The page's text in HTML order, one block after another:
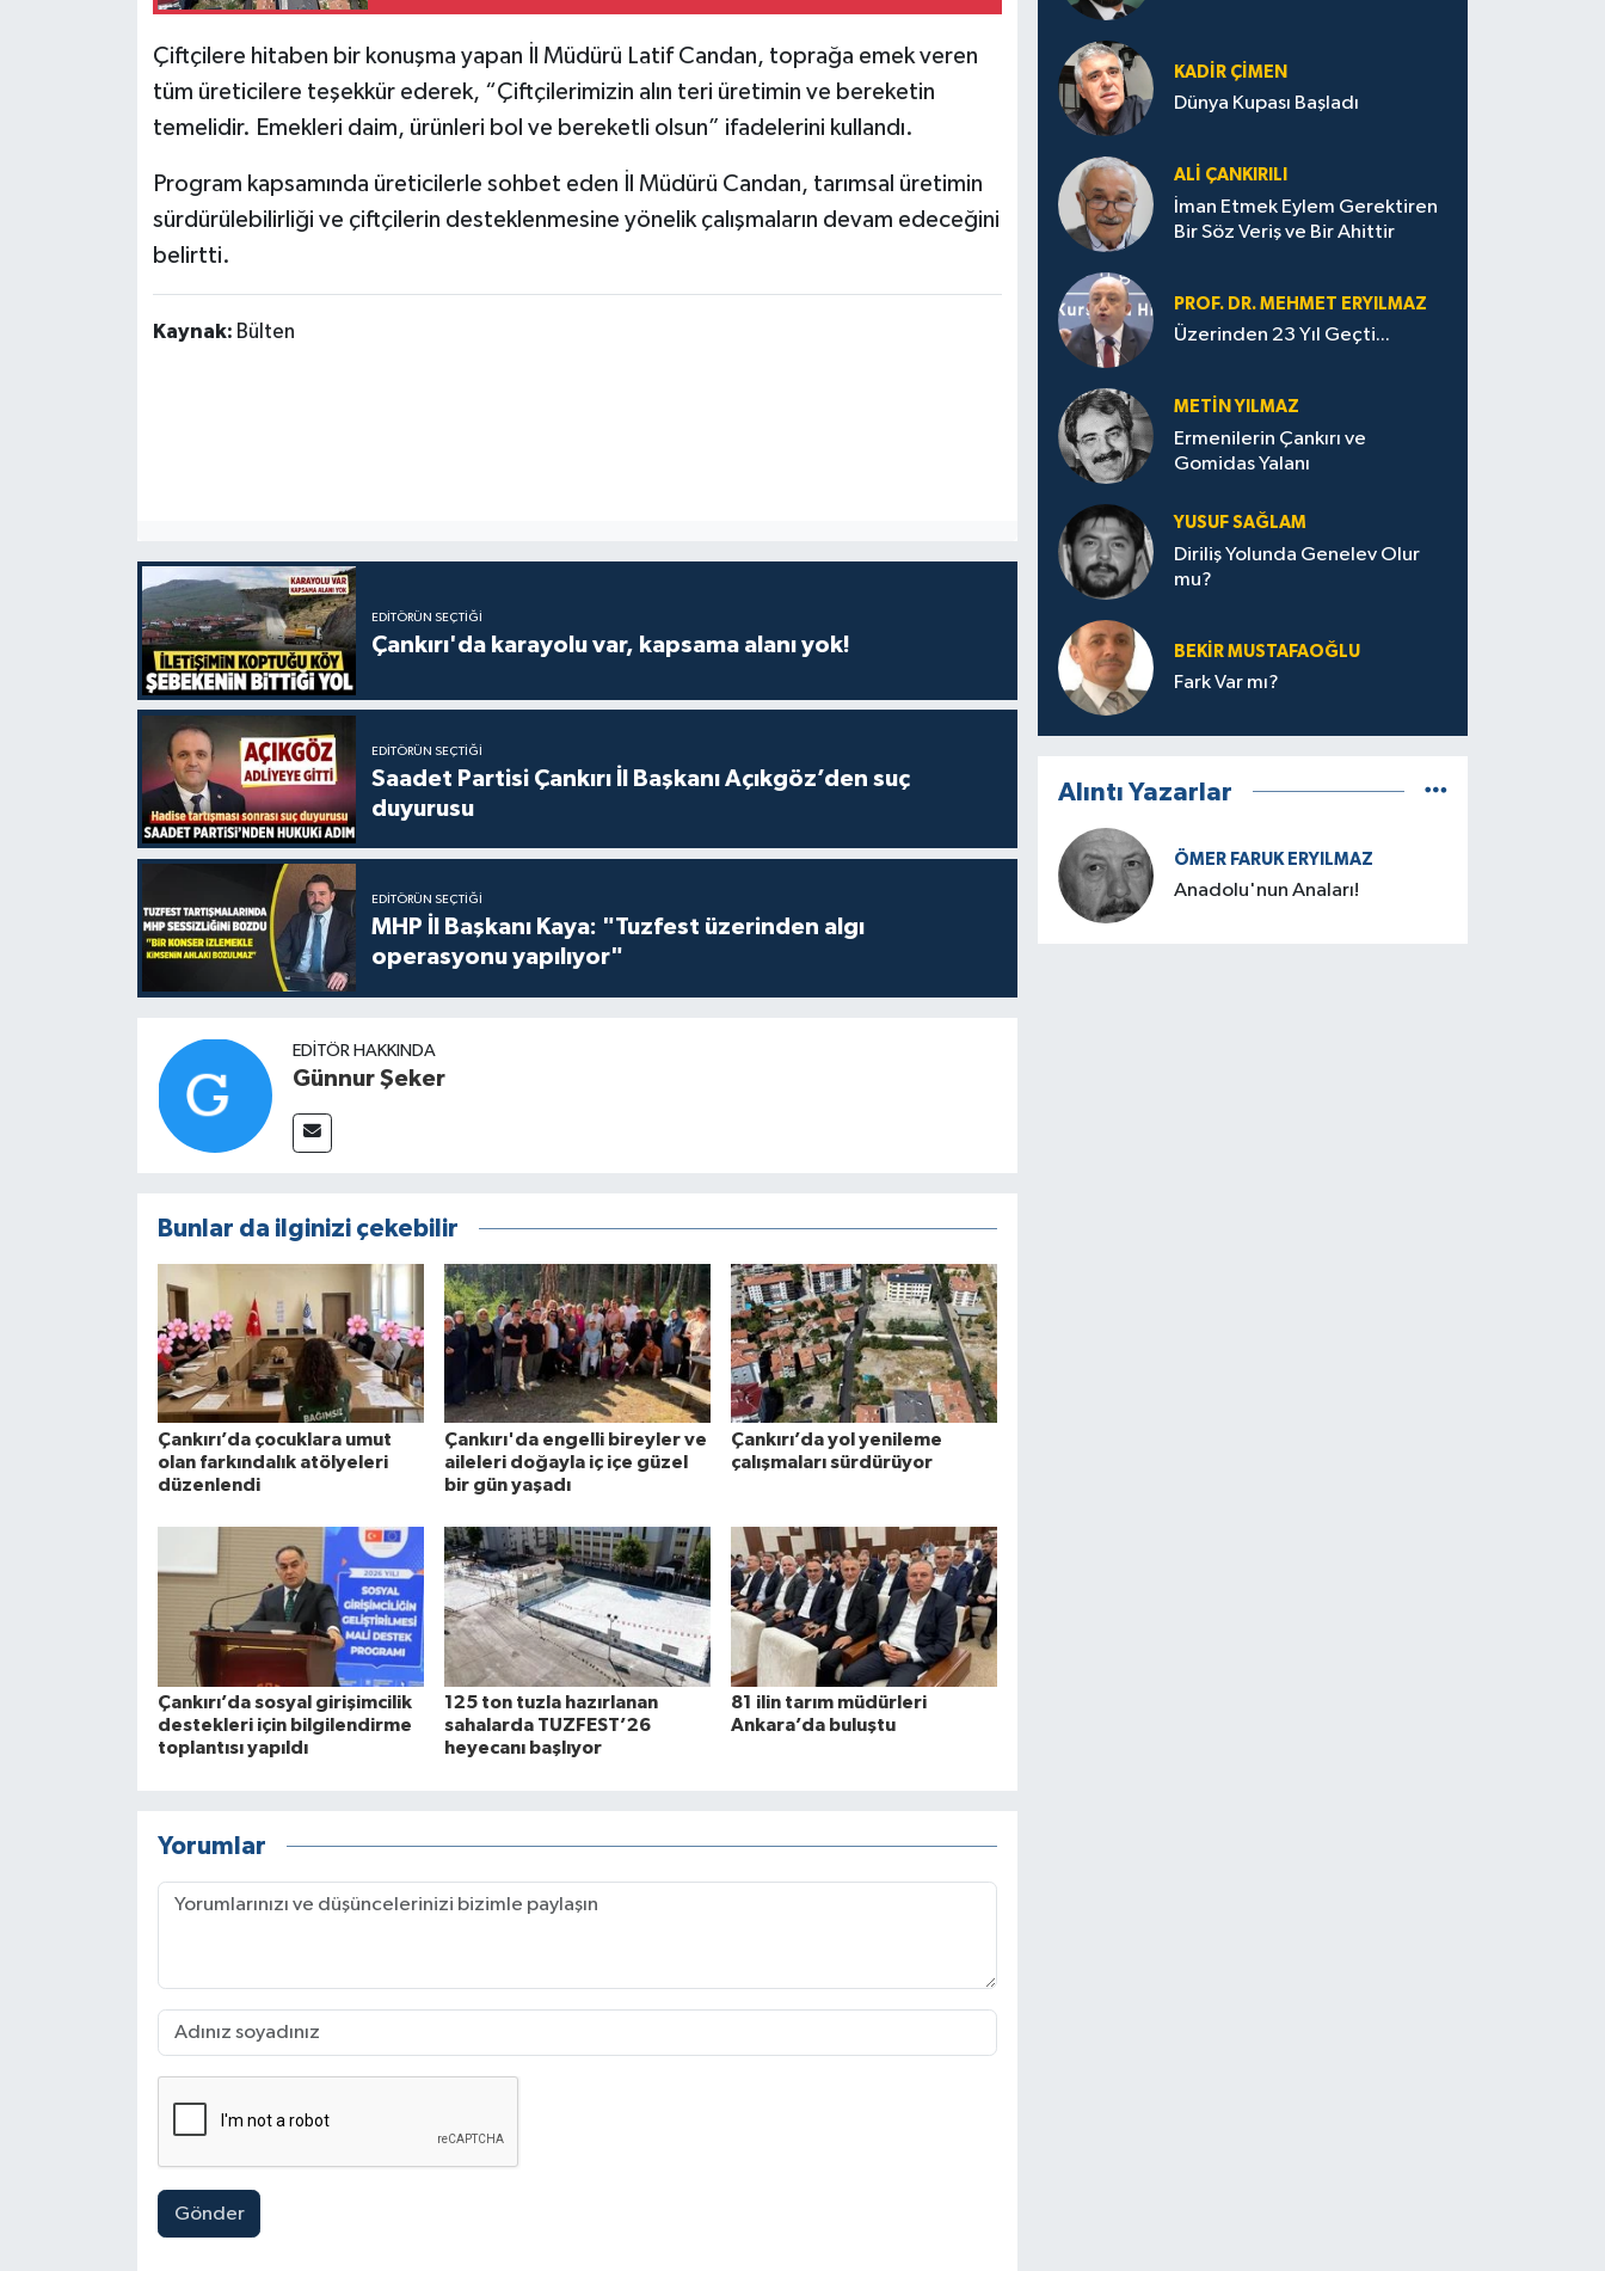
Çiftçilere hitaben bir konuşma yapan İl Müdürü Latif Candan, toprağa emek veren
tüm üreticilere teşekkür ederek, “Çiftçilerimizin alın teri üretimin ve bereketin
temelidir. Emekleri daim, ürünleri bol ve bereketli olsun” ifadelerini kullandı.
Program kapsamında üreticilerle sohbet eden İl Müdürü Candan, tarımsal üretimin
sürdürülebilirliği ve çiftçilerin desteklenmesine yönelik çalışmaların devam edeceğini
belirtti.
Kaynak: Bülten
EDITÖRÜN SEÇTIĞI
Çankırı'da karayolu var, kapsama alanı yok!
EDITÖRÜN SEÇTIĞI
Saadet Partisi Çankırı İl Başkanı Açıkgöz’den suç
duyurusu
EDITÖRÜN SEÇTIĞI
MHP İl Başkanı Kaya: "Tuzfest üzerinden algı
operasyonu yapılıyor"
EDITÖR HAKKINDA
Günnur Şeker
Bunlar da ilginizi çekebilir
Çankırı’da çocuklara umut
olan farkındalık atölyeleri
düzenlendi
Çankırı'da engelli bireyler ve
aileleri doğayla iç içe güzel
bir gün yaşadı
Çankırı’da yol yenileme
çalışmaları sürdürüyor
Çankırı’da sosyal girişimcilik
destekleri için bilgilendirme
toplantısı yapıldı
125 ton tuzla hazırlanan
sahalarda TUZFEST’26
heyecanı başlıyor
81 ilin tarım müdürleri
Ankara’da buluştu
Yorumlar
Gönder
KADIR ÇIMEN
Dünya Kupası Başladı
ALI ÇANKIRILI
İman Etmek Eylem Gerektiren
Bir Söz Veriş ve Bir Ahittir
PROF. DR. MEHMET ERYILMAZ
Üzerinden 23 Yıl Geçti...
METIN YILMAZ
Ermenilerin Çankırı ve
Gomidas Yalanı
YUSUF SAĞLAM
Diriliş Yolunda Genelev Olur
mu?
BEKIR MUSTAFAOĞLU
Fark Var mı?
Alıntı Yazarlar
ÖMER FARUK ERYILMAZ
Anadolu'nun Anaları!